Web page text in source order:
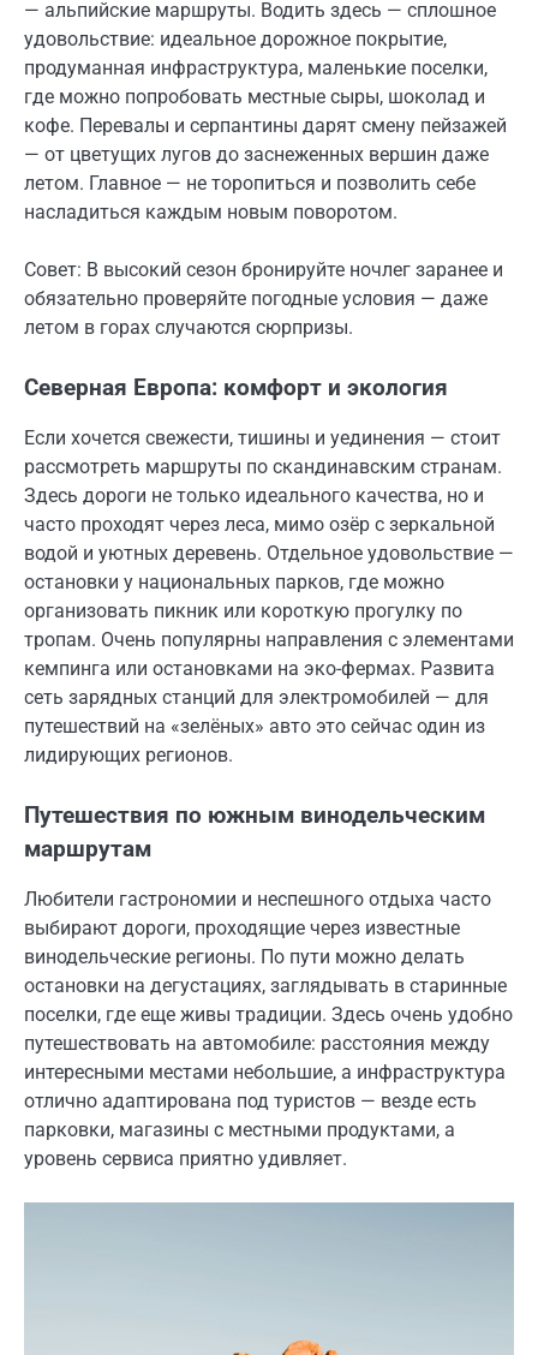
— альпийские маршруты. Водить здесь — сплошное
удовольствие: идеальное дорожное покрытие,
продуманная инфраструктура, маленькие поселки,
где можно попробовать местные сыры, шоколад и
кофе. Перевалы и серпантины дарят смену пейзажей
— от цветущих лугов до заснеженных вершин даже
летом. Главное — не торопиться и позволить себе
насладиться каждым новым поворотом.
Совет: В высокий сезон бронируйте ночлег заранее и
обязательно проверяйте погодные условия — даже
летом в горах случаются сюрпризы.
Северная Европа: комфорт и экология
Если хочется свежести, тишины и уединения — стоит
рассмотреть маршруты по скандинавским странам.
Здесь дороги не только идеального качества, но и
часто проходят через леса, мимо озёр с зеркальной
водой и уютных деревень. Отдельное удовольствие —
остановки у национальных парков, где можно
организовать пикник или короткую прогулку по
тропам. Очень популярны направления с элементами
кемпинга или остановками на эко-фермах. Развита
сеть зарядных станций для электромобилей — для
путешествий на «зелёных» авто это сейчас один из
лидирующих регионов.
Путешествия по южным винодельческим
маршрутам
Любители гастрономии и неспешного отдыха часто
выбирают дороги, проходящие через известные
винодельческие регионы. По пути можно делать
остановки на дегустациях, заглядывать в старинные
поселки, где еще живы традиции. Здесь очень удобно
путешествовать на автомобиле: расстояния между
интересными местами небольшие, а инфраструктура
отлично адаптирована под туристов — везде есть
парковки, магазины с местными продуктами, а
уровень сервиса приятно удивляет.